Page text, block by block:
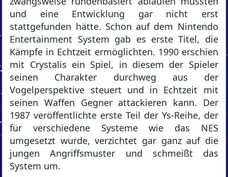
und eine Entwicklung gar nicht erst
stattgefunden hätte. Schon auf dem Nintendo
Entertainment System gab es erste Titel, die
Kämpfe in Echtzeit ermöglichten. 1990 erschien
mit Crystalis ein Spiel, in diesem der Spieler
seinen Charakter durchweg aus der
Vogelperspektive steuert und in Echtzeit mit
seinen Waffen Gegner attackieren kann. Der
1987 veröffentlichte erste Teil der Ys-Reihe, der
für verschiedene Systeme wie das NES
umgesetzt wurde, verzichtet gar ganz auf die
jungen Angriffsmuster und schmeißt das
System um.